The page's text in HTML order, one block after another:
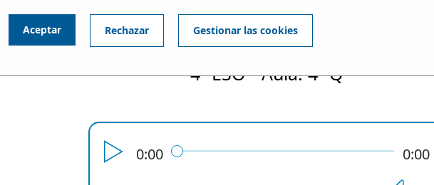
Profesor: M.ª Carmen Pérez Álvarez
4º ESO - Aula: 4º Q
0:00 0:00
Aceptar Rechazar Gestionar las cookies